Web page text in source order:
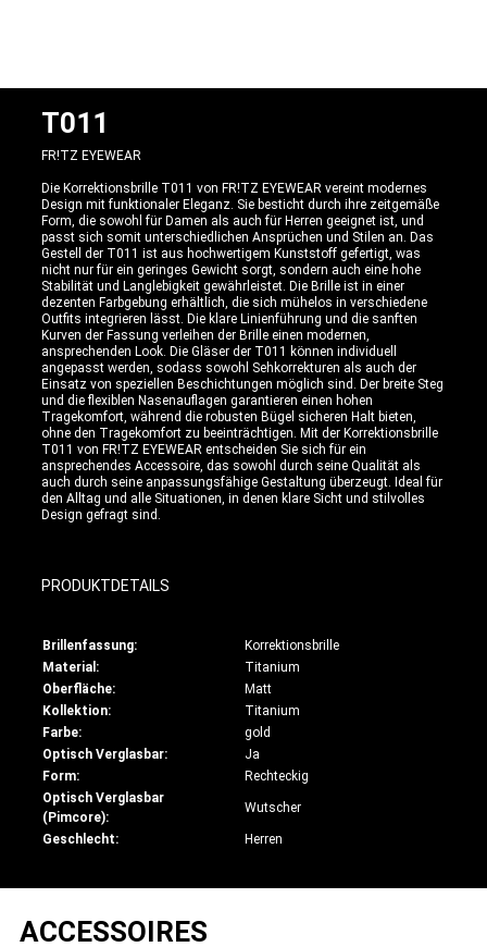
T011
FR!TZ EYEWEAR
Die Korrektionsbrille T011 von FR!TZ EYEWEAR vereint modernes
Design mit funktionaler Eleganz. Sie besticht durch ihre zeitgemäße
Form, die sowohl für Damen als auch für Herren geeignet ist, und
passt sich somit unterschiedlichen Ansprüchen und Stilen an. Das
Gestell der T011 ist aus hochwertigem Kunststoff gefertigt, was
nicht nur für ein geringes Gewicht sorgt, sondern auch eine hohe
Stabilität und Langlebigkeit gewährleistet. Die Brille ist in einer
dezenten Farbgebung erhältlich, die sich mühelos in verschiedene
Outfits integrieren lässt. Die klare Linienführung und die sanften
Kurven der Fassung verleihen der Brille einen modernen,
ansprechenden Look. Die Gläser der T011 können individuell
angepasst werden, sodass sowohl Sehkorrekturen als auch der
Einsatz von speziellen Beschichtungen möglich sind. Der breite Steg
und die flexiblen Nasenauflagen garantieren einen hohen
Tragekomfort, während die robusten Bügel sicheren Halt bieten,
ohne den Tragekomfort zu beeinträchtigen. Mit der Korrektionsbrille
T011 von FR!TZ EYEWEAR entscheiden Sie sich für ein
ansprechendes Accessoire, das sowohl durch seine Qualität als
auch durch seine anpassungsfähige Gestaltung überzeugt. Ideal für
den Alltag und alle Situationen, in denen klare Sicht und stilvolles
Design gefragt sind.
PRODUKTDETAILS
Brillenfassung:
Korrektionsbrille
Material:
Titanium
Oberfläche:
Matt
Kollektion:
Titanium
Farbe:
gold
Optisch Verglasbar:
Ja
Form:
Rechteckig
Optisch Verglasbar
(Pimcore):
Wutscher
Geschlecht: Herren
ACCESSOIRES